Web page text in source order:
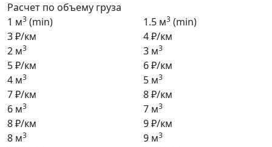
Расчет по объему груза
1 м3 (min)
3 ₽/км
1.5 м3 (min)
4 ₽/км
2 м3
5 ₽/км
3 м3
6 ₽/км
4 м3
7 ₽/км
5 м3
8 ₽/км
6 м3
8 ₽/км
7 м3
9 ₽/км
8 м3 9 м3